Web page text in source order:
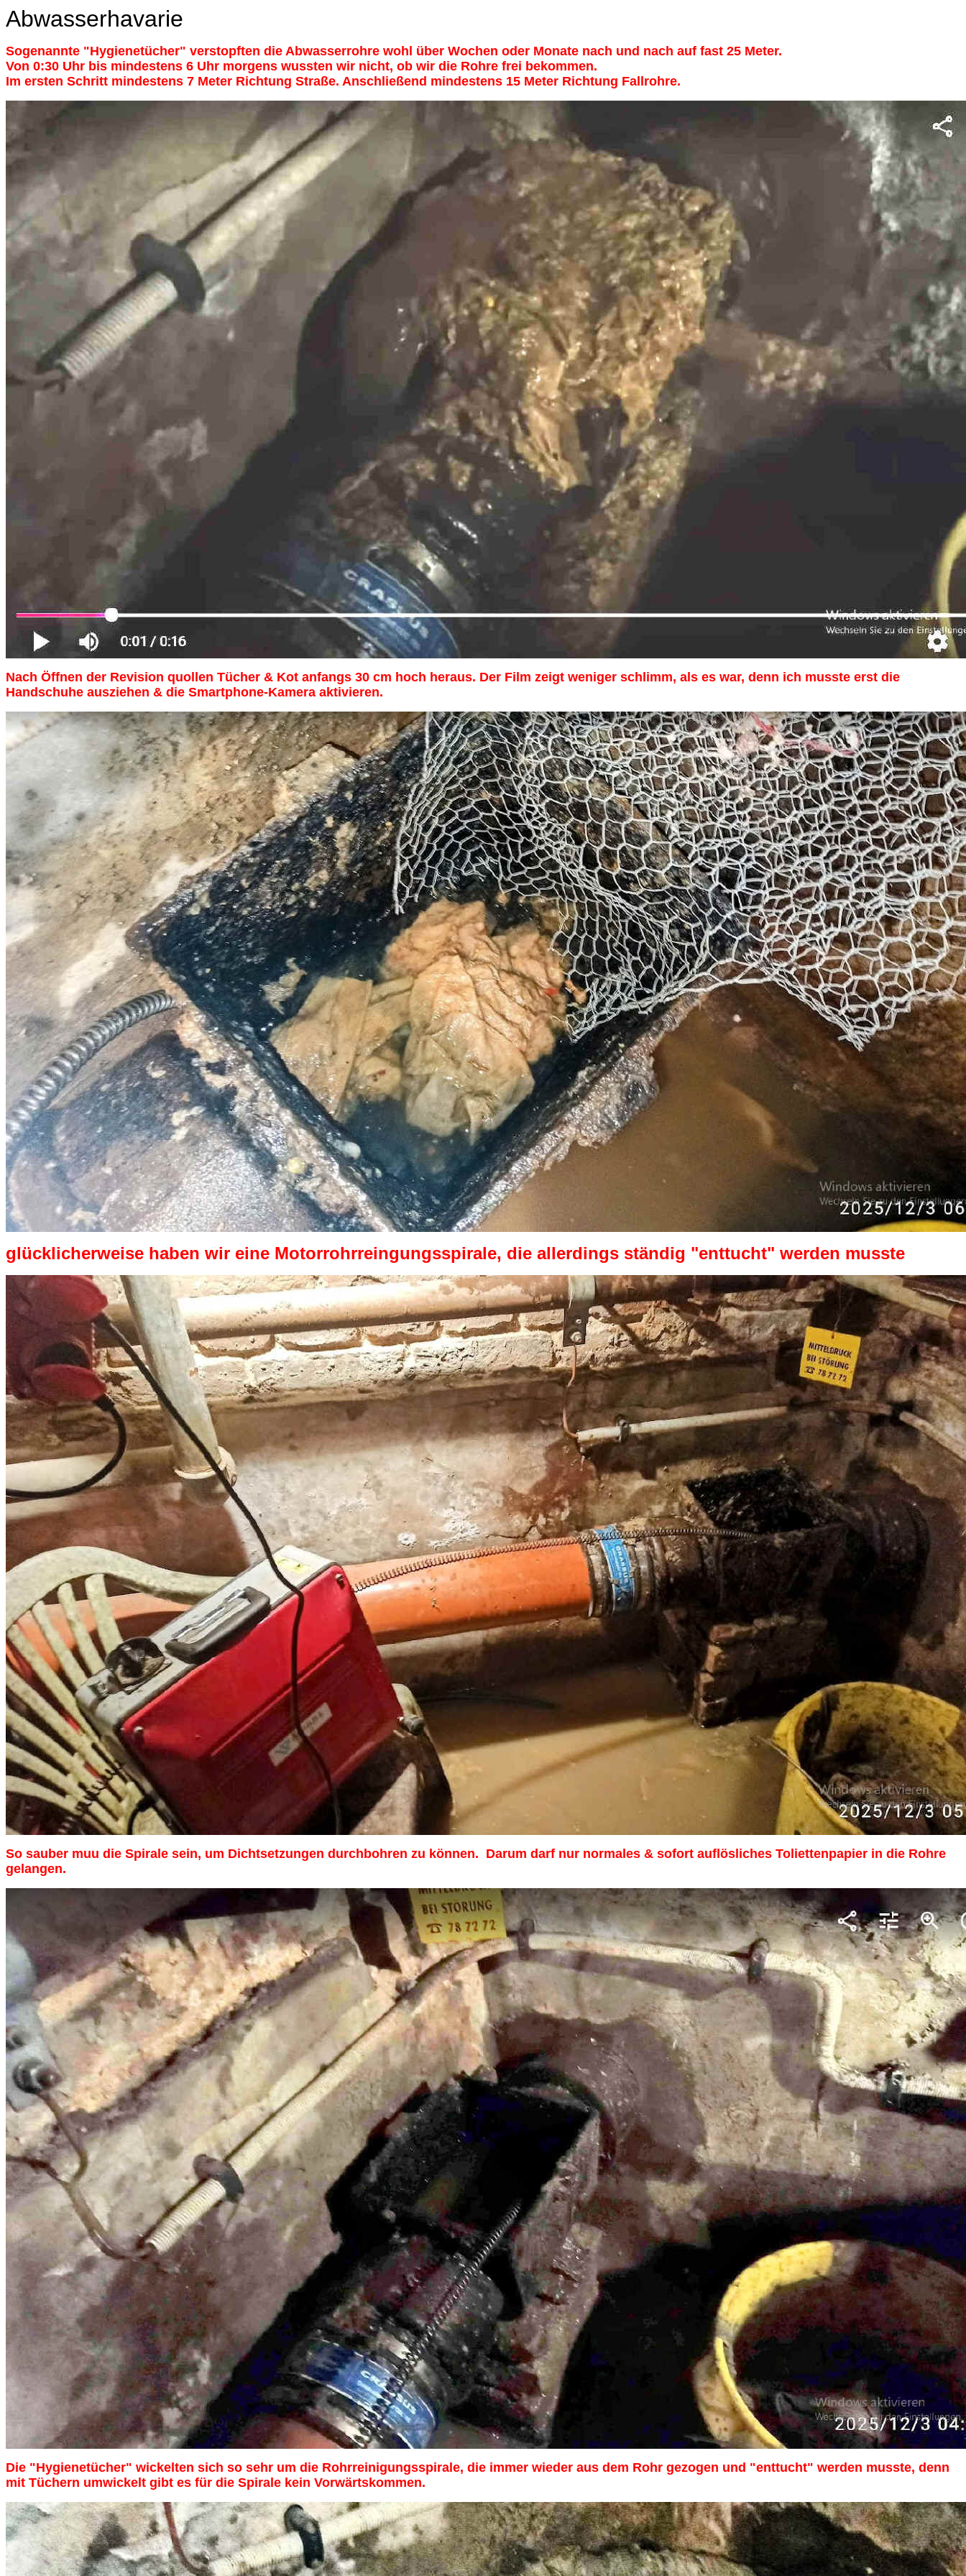
Abwasserhavarie
Sogenannte "Hygienetücher" verstopften die Abwasserrohre wohl über Wochen oder Monate nach und nach auf fast 25 Meter.
Von 0:30 Uhr bis mindestens 6 Uhr morgens wussten wir nicht, ob wir die Rohre frei bekommen.
Im ersten Schritt mindestens 7 Meter Richtung Straße. Anschließend mindestens 15 Meter Richtung Fallrohre.
Nach Öffnen der Revision quollen Tücher & Kot anfangs 30 cm hoch heraus. Der Film zeigt weniger schlimm, als es war, denn ich musste erst die
Handschuhe ausziehen & die Smartphone-Kamera aktivieren.
glücklicherweise haben wir eine Motorrohrreingungsspirale, die allerdings ständig "enttucht" werden musste
So sauber muu die Spirale sein, um Dichtsetzungen durchbohren zu können. Darum darf nur normales & sofort auflösliches Toliettenpapier in die Rohre
gelangen.
Die "Hygienetücher" wickelten sich so sehr um die Rohrreinigungsspirale, die immer wieder aus dem Rohr gezogen und "enttucht" werden musste, denn
mit Tüchern umwickelt gibt es für die Spirale kein Vorwärtskommen.